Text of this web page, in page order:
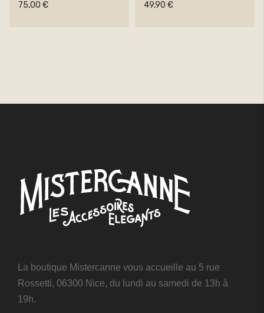
75,00 €
49,90 €
La boutique Mistercanne vous accueille au 5 rue
Rossetti, 06300 Nice, du lundi au samedi de 13h à
19h.